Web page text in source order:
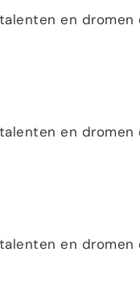
en
en
en